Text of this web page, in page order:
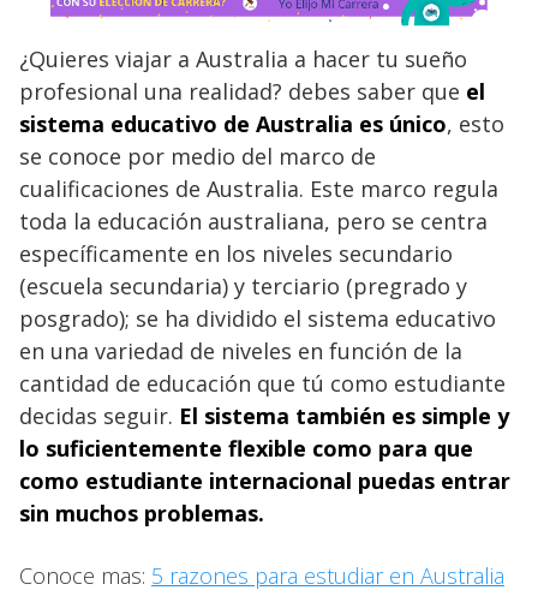
¿Quieres viajar a Australia a hacer tu sueño
profesional una realidad? debes saber que el
sistema educativo de Australia es único, esto
se conoce por medio del marco de
cualificaciones de Australia. Este marco regula
toda la educación australiana, pero se centra
específicamente en los niveles secundario
(escuela secundaria) y terciario (pregrado y
posgrado); se ha dividido el sistema educativo
en una variedad de niveles en función de la
cantidad de educación que tú como estudiante
decidas seguir. El sistema también es simple y
lo suficientemente flexible como para que
como estudiante internacional puedas entrar
sin muchos problemas.
Conoce mas: 5 razones para estudiar en Australia